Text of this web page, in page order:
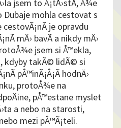
jsem to Å¡tÄ›stÃ­, Å¾e
Dubaje mohla cestovat s
je opravdu
mÄ› bavÃ­ a nikdy mÄ›
jsem si Å™ekla,
kdyby takÃ© lidÃ© si
pÅ™inÃ¡Å¡Ã­ hodnÄ›
protoÅ¾e na
pÅ™estane myslet
a nebo na starosti,
mezi pÅ™Ã¡teli.